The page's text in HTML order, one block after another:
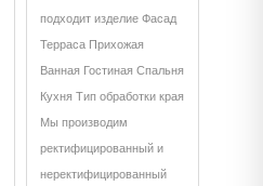
подходит изделие Фасад
Терраса Прихожая
Ванная Гостиная Спальня
Кухня Тип обработки края
Мы производим
ректифицированный и
неректифицированный